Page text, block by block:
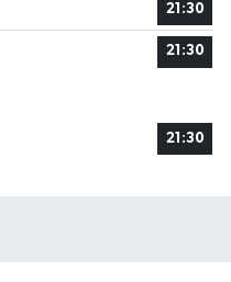
21:30
21:30
21:30